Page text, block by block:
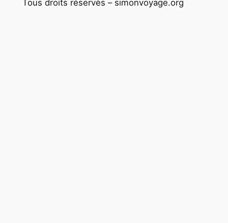
Tous droits réservés – simonvoyage.org